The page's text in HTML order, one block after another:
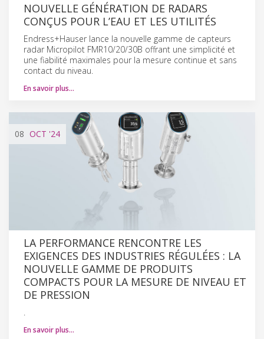
NOUVELLE GÉNÉRATION DE RADARS
CONÇUS POUR L’EAU ET LES UTILITÉS
Endress+Hauser lance la nouvelle gamme de capteurs
radar Micropilot FMR10/20/30B offrant une simplicité et
une fiabilité maximales pour la mesure continue et sans
contact du niveau.
En savoir plus…
08 OCT '24
LA PERFORMANCE RENCONTRE LES
EXIGENCES DES INDUSTRIES RÉGULÉES : LA
NOUVELLE GAMME DE PRODUITS
COMPACTS POUR LA MESURE DE NIVEAU ET
DE PRESSION
.
En savoir plus…